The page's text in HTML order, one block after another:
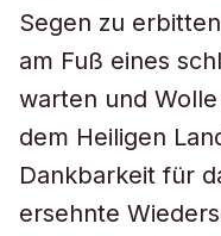
Segen zu
am Fuß eines
warten und
dem Heiligen
Dankbarkeit für
ersehnte